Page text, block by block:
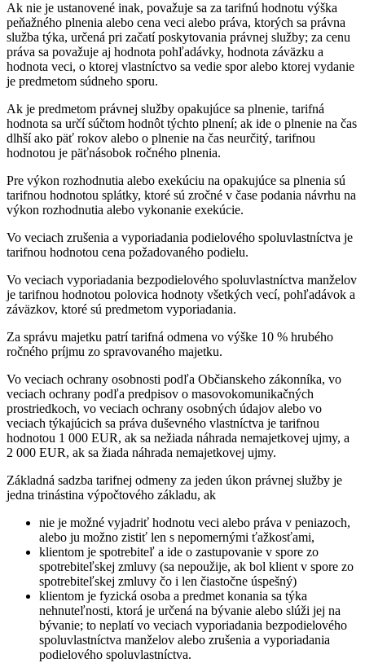
Ak nie je ustanovené inak, považuje sa za tarifnú hodnotu výška
peňažného plnenia alebo cena veci alebo práva, ktorých sa právna
služba týka, určená pri začatí poskytovania právnej služby; za cenu
práva sa považuje aj hodnota pohľadávky, hodnota záväzku a
hodnota veci, o ktorej vlastníctvo sa vedie spor alebo ktorej vydanie
je predmetom súdneho sporu.
Ak je predmetom právnej služby opakujúce sa plnenie, tarifná
hodnota sa určí súčtom hodnôt týchto plnení; ak ide o plnenie na čas
dlhší ako päť rokov alebo o plnenie na čas neurčitý, tarifnou
hodnotou je päťnásobok ročného plnenia.
Pre výkon rozhodnutia alebo exekúciu na opakujúce sa plnenia sú
tarifnou hodnotou splátky, ktoré sú zročné v čase podania návrhu na
výkon rozhodnutia alebo vykonanie exekúcie.
Vo veciach zrušenia a vyporiadania podielového spoluvlastníctva je
tarifnou hodnotou cena požadovaného podielu.
Vo veciach vyporiadania bezpodielového spoluvlastníctva manželov
je tarifnou hodnotou polovica hodnoty všetkých vecí, pohľadávok a
záväzkov, ktoré sú predmetom vyporiadania.
Za správu majetku patrí tarifná odmena vo výške 10 % hrubého
ročného príjmu zo spravovaného majetku.
Vo veciach ochrany osobnosti podľa Občianskeho zákonníka, vo
veciach ochrany podľa predpisov o masovokomunikačných
prostriedkoch, vo veciach ochrany osobných údajov alebo vo
veciach týkajúcich sa práva duševného vlastníctva je tarifnou
hodnotou 1 000 EUR, ak sa nežiada náhrada nemajetkovej ujmy, a
2 000 EUR, ak sa žiada náhrada nemajetkovej ujmy.
Základná sadzba tarifnej odmeny za jeden úkon právnej služby je
jedna trinástina výpočtového základu, ak
nie je možné vyjadriť hodnotu veci alebo práva v peniazoch,
alebo ju možno zistiť len s nepomernými ťažkosťami,
klientom je spotrebiteľ a ide o zastupovanie v spore zo
spotrebiteľskej zmluvy (sa nepoužije, ak bol klient v spore zo
spotrebiteľskej zmluvy čo i len čiastočne úspešný)
klientom je fyzická osoba a predmet konania sa týka
nehnuteľnosti, ktorá je určená na bývanie alebo slúži jej na
bývanie; to neplatí vo veciach vyporiadania bezpodielového
spoluvlastníctva manželov alebo zrušenia a vyporiadania
podielového spoluvlastníctva.